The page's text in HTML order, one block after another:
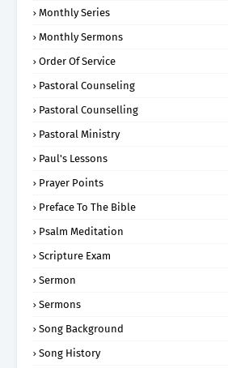
Monthly Series
Monthly Sermons
Order Of Service
Pastoral Counseling
Pastoral Counselling
Pastoral Ministry
Paul's Lessons
Prayer Points
Preface To The Bible
Psalm Meditation
Scripture Exam
Sermon
Sermons
Song Background
Song History